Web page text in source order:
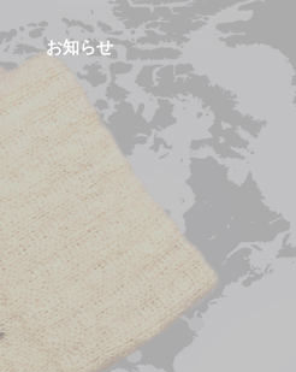
お知らせ
ACCESS
アクセス